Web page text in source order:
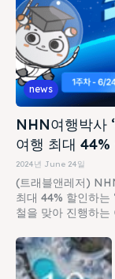
news
NHN여행박사
여행 최대 44%
2024년 June 24일
(트래블앤레저)
최대 44% 할인하는
철을 맞아 진행하는